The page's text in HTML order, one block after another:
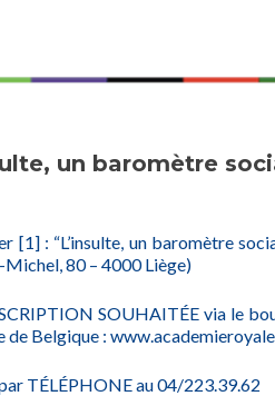
un baromètre
[1] : “L’insulte, un baromètre
80 – 4000 Liège)
SOUHAITÉE via le
de Belgique :
TÉLÉPHONE au 04/223.39.62